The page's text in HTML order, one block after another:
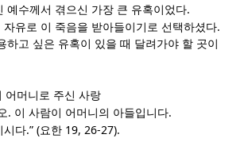
예수께서 겪으신 가장 큰 유혹이었다.
자유로 이 죽음을 받아들이기로 선택하셨다.
하고 싶은 유혹이 있을 때 달려가야 할 곳이
어머니로 주신 사랑
. 이 사람이 어머니의 아들입니다.
시다.” (요한 19, 26-27).